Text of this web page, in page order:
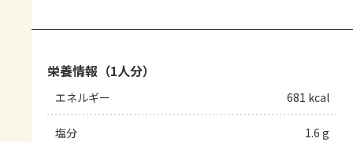
栄養情報（1人分）
エネルギー 681 kcal
塩分 1.6 g